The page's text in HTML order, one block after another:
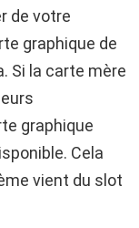
de votre
graphique de
Si la carte mère
graphique
Cela
vient du slot